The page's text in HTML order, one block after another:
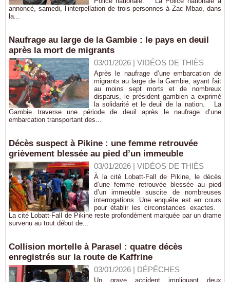
annoncé, samedi, l’interpellation de trois personnes à Zac Mbao, dans
la...
Naufrage au large de la Gambie : le pays en deuil
après la mort de migrants
03/01/2026| VIDÉOS DE THIÈS
Après le naufrage d’une embarcation de
migrants au large de la Gambie, ayant fait
au moins sept morts et de nombreux
disparus, le président gambien a exprimé
la solidarité et le deuil de la nation. La
Gambie traverse une période de deuil après le naufrage d’une
embarcation transportant des...
Décès suspect à Pikine : une femme retrouvée
grièvement blessée au pied d’un immeuble
03/01/2026| VIDÉOS DE THIÈS
À la cité Lobatt-Fall de Pikine, le décès
d’une femme retrouvée blessée au pied
d’un immeuble suscite de nombreuses
interrogations. Une enquête est en cours
pour établir les circonstances exactes.
La cité Lobatt-Fall de Pikine reste profondément marquée par un drame
survenu au tout début de...
Collision mortelle à Parasel : quatre décès
enregistrés sur la route de Kaffrine
03/01/2026| DÉPÊCHES
Un grave accident impliquant deux